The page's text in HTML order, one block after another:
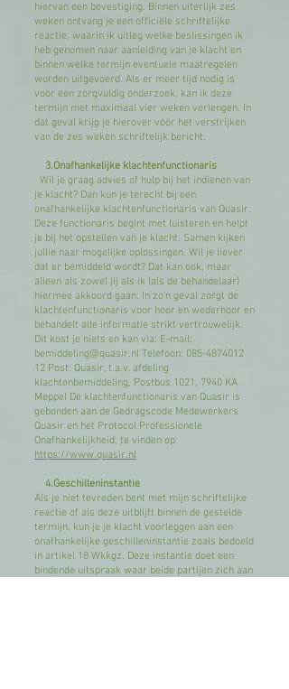
hiervan een bevestiging. Binnen uiterlijk zes
weken ontvang je een officiële schriftelijke
reactie, waarin ik uitleg welke beslissingen ik
heb genomen naar aanleiding van je klacht en
binnen welke termijn eventuele maatregelen
worden uitgevoerd. Als er meer tijd nodig is
voor een zorgvuldig onderzoek, kan ik deze
termijn met maximaal vier weken verlengen. In
dat geval krijg je hierover vóór het verstrijken
van de zes weken schriftelijk bericht.
3.Onafhankelijke klachtenfunctionaris
Wil je graag advies of hulp bij het indienen van
je klacht? Dan kun je terecht bij een
onafhankelijke klachtenfunctionaris van Quasir.
Deze functionaris begint met luisteren en helpt
je bij het opstellen van je klacht. Samen kijken
jullie naar mogelijke oplossingen. Wil je liever
dat er bemiddeld wordt? Dat kan ook, maar
alleen als zowel jij als ik (als de behandelaar)
hiermee akkoord gaan. In zo'n geval zorgt de
klachtenfunctionaris voor hoor en wederhoor en
behandelt alle informatie strikt vertrouwelijk.
Dit kost je niets en kan via: E-mail:
bemiddeling@quasir.nl Telefoon: 085-4874012
12 Post: Quasir, t.a.v. afdeling
klachtenbemiddeling, Postbus 1021, 7940 KA
Meppel De klachtenfunctionaris van Quasir is
gebonden aan de Gedragscode Medewerkers
Quasir en het Protocol Professionele
Onafhankelijkheid, te vinden op
https://www.quasir.nl
4.Geschilleninstantie
Als je niet tevreden bent met mijn schriftelijke
reactie of als deze uitblijft binnen de gestelde
termijn, kun je je klacht voorleggen aan een
onafhankelijke geschilleninstantie zoals bedoeld
in artikel 18 Wkkgz. Deze instantie doet een
bindende uitspraak waar beide partijen zich aan